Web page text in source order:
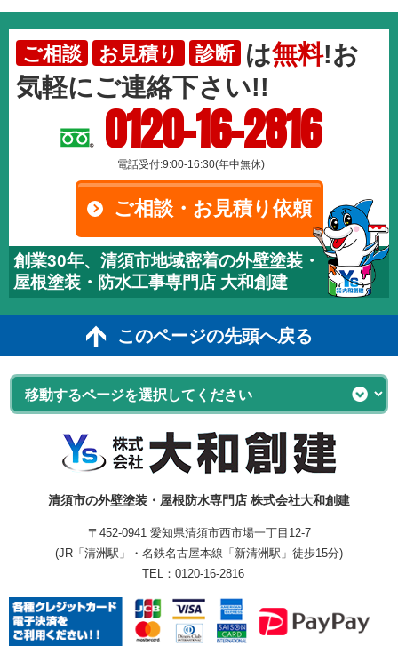
ご相談 お見積り 診断 は無料!お
気軽にご連絡下さい!!
0120-16-2816
電話受付:9:00-16:30(年中無休)
ご相談・お見積り依頼
創業30年、清須市地域密着の外壁塗装・
屋根塗装・防水工事専門店 大和創建
このページの先頭へ戻る
清須市の外壁塗装・屋根防水専門店 株式会社大和創建
〒452-0941 愛知県清須市西市場一丁目12-7
(JR「清洲駅」・名鉄名古屋本線「新清洲駅」徒歩15分)
TEL： 0120-16-2816